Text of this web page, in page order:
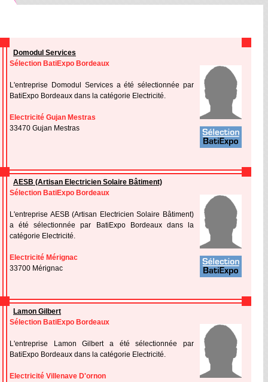
Domodul Services
Sélection BatiExpo Bordeaux
L'entreprise Domodul Services a été sélectionnée par
BatiExpo Bordeaux dans la catégorie Electricité.
Electricité Gujan Mestras
33470 Gujan Mestras
AESB (Artisan Electricien Solaire Bâtiment)
Sélection BatiExpo Bordeaux
L'entreprise AESB (Artisan Electricien Solaire Bâtiment)
a été sélectionnée par BatiExpo Bordeaux dans la
catégorie Electricité.
Electricité Mérignac
33700 Mérignac
Lamon Gilbert
Sélection BatiExpo Bordeaux
L'entreprise Lamon Gilbert a été sélectionnée par
BatiExpo Bordeaux dans la catégorie Electricité.
Electricité Villenave D'ornon